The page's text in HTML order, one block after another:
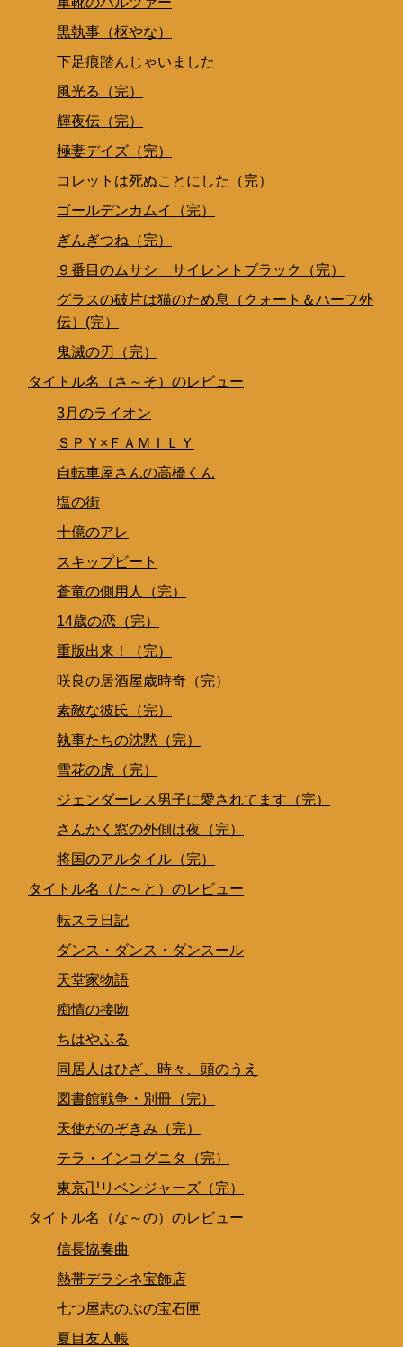
黒執事（枢やな）
下足痕踏んじゃいました
風光る（完）
輝夜伝（完）
極妻デイズ（完）
コレットは死ぬことにした（完）
ゴールデンカムイ（完）
ぎんぎつね（完）
９番目のムサシ サイレントブラック（完）
グラスの破片は猫のため息（クォート＆ハーフ外
伝）(完）
鬼滅の刃（完）
タイトル名（さ～そ）のレビュー
3月のライオン
ＳＰＹ×ＦＡＭＩＬＹ
自転車屋さんの高橋くん
塩の街
十億のアレ
スキップビート
蒼竜の側用人（完）
14歳の恋（完）
重版出来！（完）
咲良の居酒屋歳時奇（完）
素敵な彼氏（完）
執事たちの沈黙（完）
雪花の虎（完）
ジェンダーレス男子に愛されてます（完）
さんかく窓の外側は夜（完）
将国のアルタイル（完）
タイトル名（た～と）のレビュー
転スラ日記
ダンス・ダンス・ダンスール
天堂家物語
痴情の接吻
ちはやふる
同居人はひざ、時々、頭のうえ
図書館戦争・別冊（完）
天使がのぞきみ（完）
テラ・インコグニタ（完）
東京卍リベンジャーズ（完）
タイトル名（な～の）のレビュー
信長協奏曲
熱帯デラシネ宝飾店
七つ屋志のぶの宝石匣
夏目友人帳